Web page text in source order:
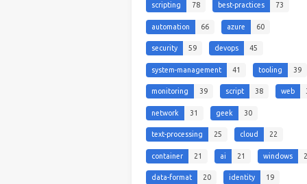
scripting 78 best-practices 73
automation 66 azure 60
security 59 devops 45
system-management 41 tooling 39
monitoring 39 script 38 web
network 31 geek 30
text-processing 25 cloud 22
container 21 ai 21 windows
data-format 20 identity 19